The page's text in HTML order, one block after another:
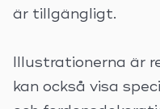
är tillgängligt.
Illustrationerna är
kan också visa